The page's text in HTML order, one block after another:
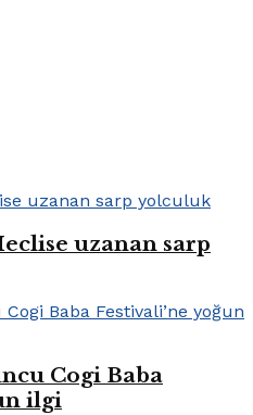
uzanan sarp
Cogi Baba
ilgi